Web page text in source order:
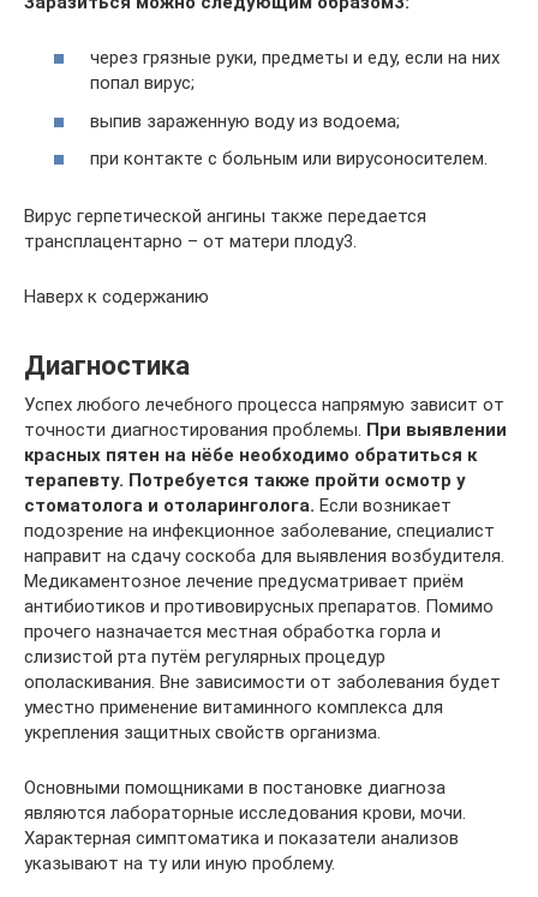
через грязные руки, предметы и еду, если на них
попал вирус;
выпив зараженную воду из водоема;
при контакте с больным или вирусоносителем.
Вирус герпетической ангины также передается
трансплацентарно – от матери плоду3.
Наверх к содержанию
Диагностика
Успех любого лечебного процесса напрямую зависит от
точности диагностирования проблемы. При выявлении
красных пятен на нёбе необходимо обратиться к
терапевту. Потребуется также пройти осмотр у
стоматолога и отоларинголога. Если возникает
подозрение на инфекционное заболевание, специалист
направит на сдачу соскоба для выявления возбудителя.
Медикаментозное лечение предусматривает приём
антибиотиков и противовирусных препаратов. Помимо
прочего назначается местная обработка горла и
слизистой рта путём регулярных процедур
ополаскивания. Вне зависимости от заболевания будет
уместно применение витаминного комплекса для
укрепления защитных свойств организма.
Основными помощниками в постановке диагноза
являются лабораторные исследования крови, мочи.
Характерная симптоматика и показатели анализов
указывают на ту или иную проблему.